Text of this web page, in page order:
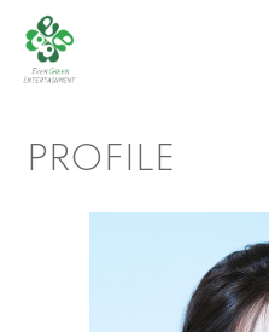
SCHEDULE
PROFILE